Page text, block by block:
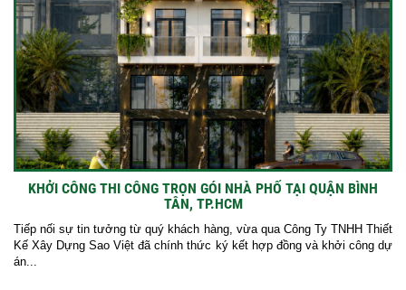
KHỞI CÔNG THI CÔNG TRỌN GÓI NHÀ PHỐ TẠI QUẬN BÌNH
TÂN, TP.HCM
Tiếp nối sự tin tưởng từ quý khách hàng, vừa qua Công Ty TNHH Thiết
Kế Xây Dựng Sao Việt đã chính thức ký kết hợp đồng và khởi công dự
án...